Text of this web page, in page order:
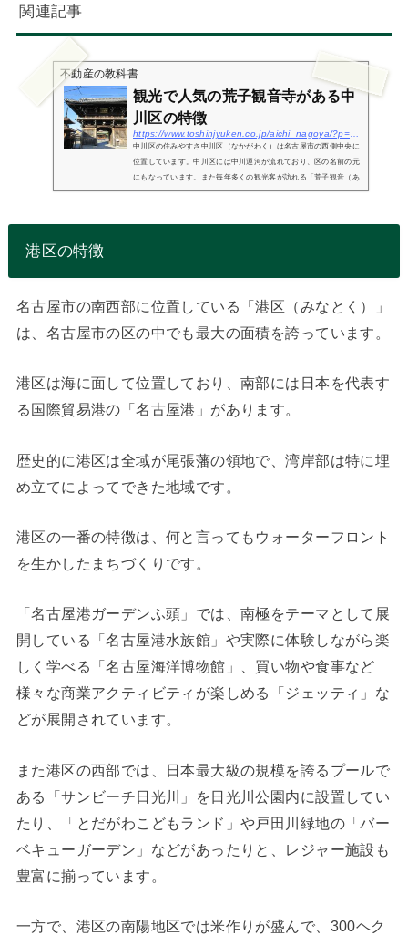
関連記事
不動産の教科書
観光で人気の荒子観音寺がある中
川区の特徴
中川区の住みやすさ中川区（なかがわく）は名古屋市の西側中央に
位置しています。中川区には中川運河が流れており、区の名前の元
にもなっています。また毎年多くの観光客が訪れる「荒子観音（あ
らこかんのん）」も有名です。名古屋市内で2番目に人口が多く、
港区の特徴
名古屋市の南西部に位置している「港区（みなとく）」
は、名古屋市の区の中でも最大の面積を誇っています。
港区は海に面して位置しており、南部には日本を代表す
る国際貿易港の「名古屋港」があります。
歴史的に港区は全域が尾張藩の領地で、湾岸部は特に埋
め立てによってできた地域です。
港区の一番の特徴は、何と言ってもウォーターフロント
を生かしたまちづくりです。
「名古屋港ガーデンふ頭」では、南極をテーマとして展
開している「名古屋港水族館」や実際に体験しながら楽
しく学べる「名古屋海洋博物館」、買い物や食事など
様々な商業アクティビティが楽しめる「ジェッティ」な
どが展開されています。
また港区の西部では、日本最大級の規模を誇るプールで
ある「サンビーチ日光川」を日光川公園内に設置してい
たり、「とだがわこどもランド」や戸田川緑地の「バー
ベキューガーデン」などがあったりと、レジャー施設も
豊富に揃っています。
一方で、港区の南陽地区では米作りが盛んで、300ヘク